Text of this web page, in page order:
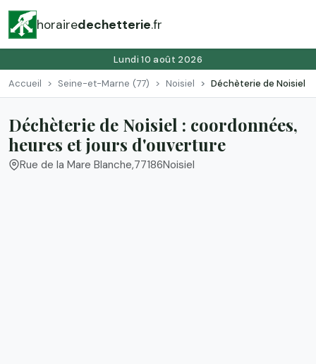
horairedechetterie.fr
Lundi 10 août 2026
Accueil Seine-et-Marne (77) Noisiel Déchèterie de Noisiel
Déchèterie de Noisiel : coordonnées,
heures et jours d'ouverture
Rue de la Mare Blanche,77186Noisiel